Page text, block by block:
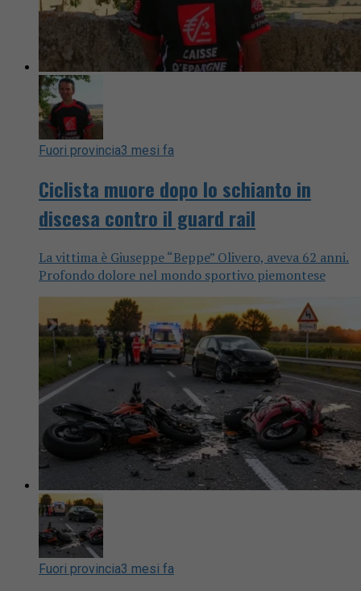
Fuori provincia3 mesi fa
Ciclista muore dopo lo schianto in
discesa contro il guard rail
La vittima è Giuseppe “Beppe” Olivero, aveva 62 anni.
Profondo dolore nel mondo sportivo piemontese
Fuori provincia3 mesi fa